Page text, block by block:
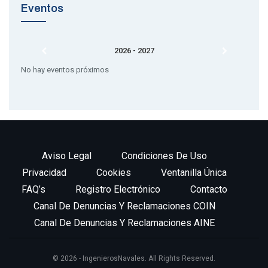
contactaremos son ellas para concertar una entrevista en
función de su disponibilidad e interés tecnológico.
Las empresas asistentes son las siguientes:
Navantia Construcción Naval
Eventos
2026 - 2027
No hay eventos próximos
Aviso Legal
Condiciones De Uso
Privacidad
Cookies
Ventanilla Única
FAQ’s
Registro Electrónico
Contacto
Canal De Denuncias Y Reclamaciones COIN
Canal De Denuncias Y Reclamaciones AINE
© 2026 - IngenierosNavales. All Rights Reserved.